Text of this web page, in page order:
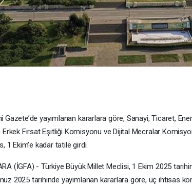
Gazete’de yayımlanan kararlara göre, Sanayi, Ticaret,
Erkek Fırsat Eşitliği Komisyonu ve Dijital Mecralar
1 Ekim’e kadar tatile girdi.
(İGFA) - Türkiye Büyük Millet Meclisi, 1 Ekim 2025
2025 tarihinde yayımlanan kararlara göre, üç ihtisas